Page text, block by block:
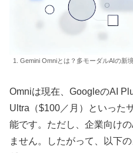
1. Gemini Omniとは？多モーダルAIの新
Omniは現在、GoogleのAI
Ultra（$100／月）といった
能です。ただし、企業向け
ません。したがって、以下